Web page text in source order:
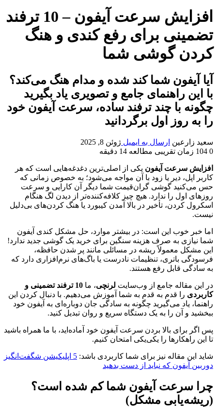
افزایش سرعت آیفون – 10 ترفند
تضمینی برای رفع کندی و هنگ
کردن گوشی شما
آیا آیفون شما کند شده و مدام هنگ می‌کند؟
با این راهنمای جامع و تصویری یاد بگیرید
چگونه با چند ترفند ساده، سرعت آیفون خود
را به روز اول برگردانید
سعید زارعین ارسال به ایمیل ژوئن 8, 2025
0
زمان تقریبی مطالعه 14 دقیقه
افزایش سرعت آیفون یکی از اصلی‌ترین دغدغه‌هایی است که هر
کاربر اپل، دیر یا زود با آن مواجه می‌شود؛ به خصوص زمانی که
حس می‌کنید گوشی گران‌قیمت شما دیگر آن کارایی و سرعت
روزهای اول را ندارد. هیچ چیز کلافه‌کننده‌تر از دیدن لگ هنگام
اسکرول کردن، تأخیر در بالا آمدن کیبورد یا هنگ کردن‌های بی‌دلیل
نیست.
اما خبر خوب این است: در بیشتر موارد، حل مشکل کندی آیفون
شما نیازی به صرف هزینه سنگین برای خرید یک گوشی جدید ندارد!
این مشکل معمولاً ریشه در مسائلی مانند پر شدن حافظه،
فرسودگی باتری، تنظیمات نادرست یا باگ‌های نرم‌افزاری دارد که
به سادگی قابل رفع هستند.
در این مقاله جامع از وب‌سایت لرنچی، ما
10 ترفند تضمینی و
کاربردی را قدم به قدم به شما آموزش می‌دهیم. با دنبال کردن این
راهنما، یاد می‌گیرید چگونه به سادگی جان دوباره‌ای به آیفون خود
ببخشید و آن را به یک دستگاه سریع و روان تبدیل کنید.
پس اگر برای بالا بردن سرعت آیفون خود آماده‌اید، با ما همراه باشید
تا این راهکارها را یکی‌یکی امتحان کنیم.
شاید این مقاله نیز برای شما کاربردی باشد:
5 اپلیکیشن شگفت‌انگیز
دوربین آیفون که نباید از دست بدهید
چرا سرعت آیفون شما کم شده است؟
(ریشه‌یابی مشکل)